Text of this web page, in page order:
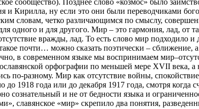
Кирилла, ну если это они были переводчиками
словам, четко различающимся по смыслу,
одного и для другого. Мир – это гармония, лад, от
вражды, лад. То есть слово мир подходило и
почти… можно сказать поэтически –
в современном языке мы воспринимаем
орфографии по меньшей мере XVII века, а
по-разному. Мир как отсутствие войны,
1918 года или до декабря 1917 года, смотря
сознательный и не от бедности языка и
славянское «мир» скрепило два понятия,